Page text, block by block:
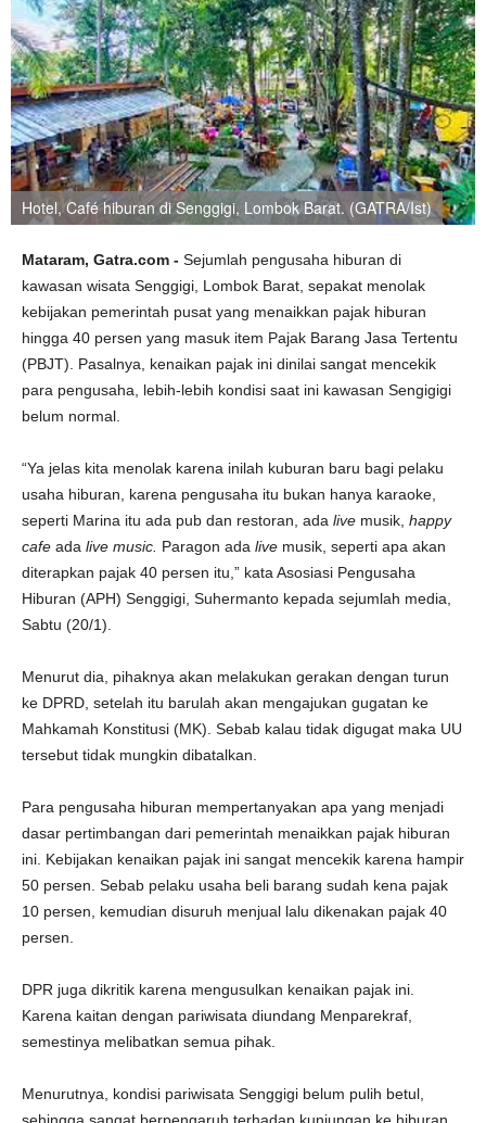
Hotel, Café hiburan di Senggigi, Lombok Barat. (GATRA/Ist)
Mataram, Gatra.com - Sejumlah pengusaha hiburan di
kawasan wisata Senggigi, Lombok Barat, sepakat menolak
kebijakan pemerintah pusat yang menaikkan pajak hiburan
hingga 40 persen yang masuk item Pajak Barang Jasa Tertentu
(PBJT). Pasalnya, kenaikan pajak ini dinilai sangat mencekik
para pengusaha, lebih-lebih kondisi saat ini kawasan Sengigigi
belum normal.
“Ya jelas kita menolak karena inilah kuburan baru bagi pelaku
usaha hiburan, karena pengusaha itu bukan hanya karaoke,
seperti Marina itu ada pub dan restoran, ada live musik, happy
cafe ada live music. Paragon ada live musik, seperti apa akan
diterapkan pajak 40 persen itu,” kata Asosiasi Pengusaha
Hiburan (APH) Senggigi, Suhermanto kepada sejumlah media,
Sabtu (20/1).
Menurut dia, pihaknya akan melakukan gerakan dengan turun
ke DPRD, setelah itu barulah akan mengajukan gugatan ke
Mahkamah Konstitusi (MK). Sebab kalau tidak digugat maka UU
tersebut tidak mungkin dibatalkan.
Para pengusaha hiburan mempertanyakan apa yang menjadi
dasar pertimbangan dari pemerintah menaikkan pajak hiburan
ini. Kebijakan kenaikan pajak ini sangat mencekik karena hampir
50 persen. Sebab pelaku usaha beli barang sudah kena pajak
10 persen, kemudian disuruh menjual lalu dikenakan pajak 40
persen.
DPR juga dikritik karena mengusulkan kenaikan pajak ini.
Karena kaitan dengan pariwisata diundang Menparekraf,
semestinya melibatkan semua pihak.
Menurutnya, kondisi pariwisata Senggigi belum pulih betul,